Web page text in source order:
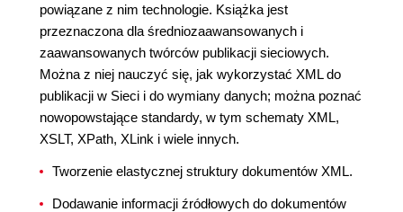
powiązane z nim technologie. Książka jest
przeznaczona dla średniozaawansowanych i
zaawansowanych twórców publikacji sieciowych.
Można z niej nauczyć się, jak wykorzystać XML do
publikacji w Sieci i do wymiany danych; można poznać
nowopowstające standardy, w tym schematy XML,
XSLT, XPath, XLink i wiele innych.
Tworzenie elastycznej struktury dokumentów XML.
Dodawanie informacji źródłowych do dokumentów